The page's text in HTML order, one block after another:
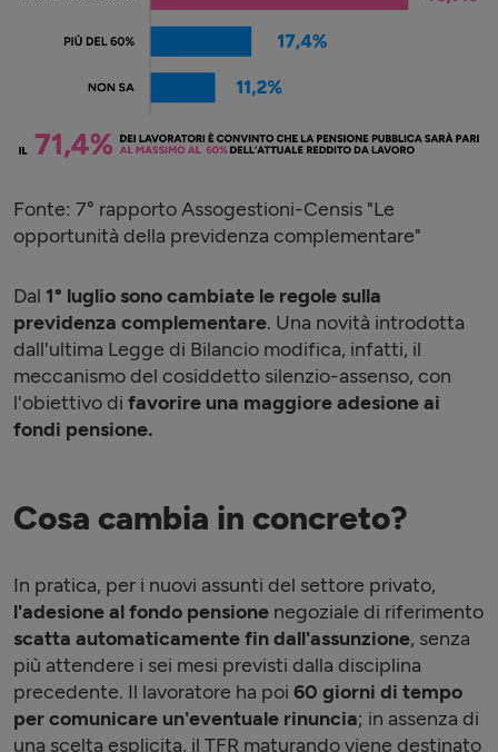
Fonte: 7° rapporto Assogestioni-Censis "Le
opportunità della previdenza complementare"
Dal 1° luglio sono cambiate le regole sulla
previdenza complementare. Una novità introdotta
dall'ultima Legge di Bilancio modifica, infatti, il
meccanismo del cosiddetto silenzio-assenso, con
l'obiettivo di favorire una maggiore adesione ai
fondi pensione.
Cosa cambia in concreto?
In pratica, per i nuovi assunti del settore privato,
l'adesione al fondo pensione negoziale di riferimento
scatta automaticamente fin dall'assunzione, senza
più attendere i sei mesi previsti dalla disciplina
precedente. Il lavoratore ha poi 60 giorni di tempo
per comunicare un'eventuale rinuncia; in assenza di
una scelta esplicita, il TFR maturando viene destinato